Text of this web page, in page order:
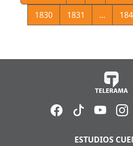
1830
1831 ...
ESTUDIOS